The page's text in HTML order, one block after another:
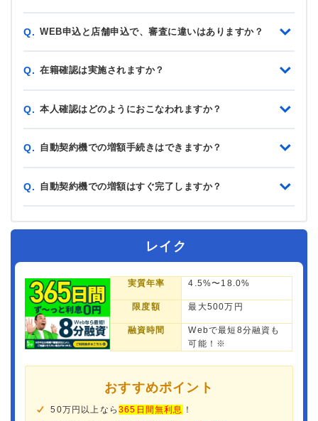
Q. WEB申込と店舗申込で、審査に違いはありますか？
Q. 在籍確認は実施されますか？
Q. 本人確認はどのようにおこなわれますか？
Q. 自動契約機での増額手続きはできますか？
Q. 自動契約機での増額はすぐ完了しますか？
レイク
実質年率 4.5%〜18.0%
限度額 最大500万円
融資時間
Webで最短8分融資も
可能！※
おすすめポイント
50万円以上なら365日間無利息
！